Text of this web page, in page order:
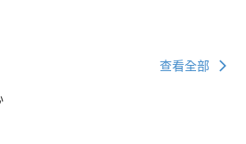
查看全部